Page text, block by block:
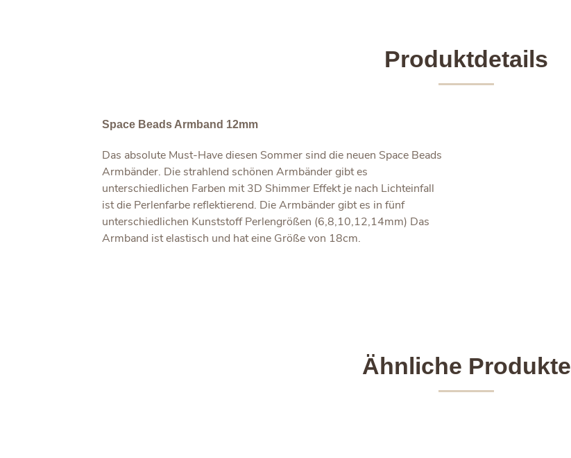
Produktdetails
Space Beads Armband 12mm
Das absolute Must-Have diesen Sommer sind die neuen Space Beads
Armbänder. Die strahlend schönen Armbänder gibt es
unterschiedlichen Farben mit 3D Shimmer Effekt je nach Lichteinfall
ist die Perlenfarbe reflektierend. Die Armbänder gibt es in fünf
unterschiedlichen Kunststoff Perlengrößen (6,8,10,12,14mm) Das
Armband ist elastisch und hat eine Größe von 18cm.
Ähnliche Produkte